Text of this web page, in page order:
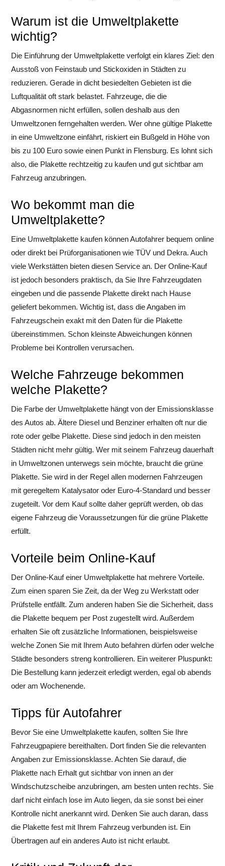
Warum ist die Umweltplakette
wichtig?
Die Einführung der Umweltplakette verfolgt ein klares Ziel: den
Ausstoß von Feinstaub und Stickoxiden in Städten zu
reduzieren. Gerade in dicht besiedelten Gebieten ist die
Luftqualität oft stark belastet. Fahrzeuge, die die
Abgasnormen nicht erfüllen, sollen deshalb aus den
Umweltzonen ferngehalten werden. Wer ohne gültige Plakette
in eine Umweltzone einfährt, riskiert ein Bußgeld in Höhe von
bis zu 100 Euro sowie einen Punkt in Flensburg. Es lohnt sich
also, die Plakette rechtzeitig zu kaufen und gut sichtbar am
Fahrzeug anzubringen.
Wo bekommt man die
Umweltplakette?
Eine Umweltplakette kaufen können Autofahrer bequem online
oder direkt bei Prüforganisationen wie TÜV und Dekra. Auch
viele Werkstätten bieten diesen Service an. Der Online-Kauf
ist jedoch besonders praktisch, da Sie Ihre Fahrzeugdaten
eingeben und die passende Plakette direkt nach Hause
geliefert bekommen. Wichtig ist, dass die Angaben im
Fahrzeugschein exakt mit den Daten für die Plakette
übereinstimmen. Schon kleinste Abweichungen können
Probleme bei Kontrollen verursachen.
Welche Fahrzeuge bekommen
welche Plakette?
Die Farbe der Umweltplakette hängt von der Emissionsklasse
des Autos ab. Ältere Diesel und Benziner erhalten oft nur die
rote oder gelbe Plakette. Diese sind jedoch in den meisten
Städten nicht mehr gültig. Wer mit seinem Fahrzeug dauerhaft
in Umweltzonen unterwegs sein möchte, braucht die grüne
Plakette. Sie wird in der Regel allen modernen Fahrzeugen
mit geregeltem Katalysator oder Euro-4-Standard und besser
zugeteilt. Vor dem Kauf sollte daher geprüft werden, ob das
eigene Fahrzeug die Voraussetzungen für die grüne Plakette
erfüllt.
Vorteile beim Online-Kauf
Der Online-Kauf einer Umweltplakette hat mehrere Vorteile.
Zum einen sparen Sie Zeit, da der Weg zu Werkstatt oder
Prüfstelle entfällt. Zum anderen haben Sie die Sicherheit, dass
die Plakette bequem per Post zugestellt wird. Außerdem
erhalten Sie oft zusätzliche Informationen, beispielsweise
welche Zonen Sie mit Ihrem Auto befahren dürfen oder welche
Städte besonders streng kontrollieren. Ein weiterer Pluspunkt:
Die Bestellung kann jederzeit erledigt werden, egal ob abends
oder am Wochenende.
Tipps für Autofahrer
Bevor Sie eine Umweltplakette kaufen, sollten Sie Ihre
Fahrzeugpapiere bereithalten. Dort finden Sie die relevanten
Angaben zur Emissionsklasse. Achten Sie darauf, die
Plakette nach Erhalt gut sichtbar von innen an der
Windschutzscheibe anzubringen, am besten unten rechts. Sie
darf nicht einfach lose im Auto liegen, da sie sonst bei einer
Kontrolle nicht anerkannt wird. Denken Sie auch daran, dass
die Plakette fest mit Ihrem Fahrzeug verbunden ist. Ein
Übertragen auf ein anderes Auto ist nicht erlaubt.